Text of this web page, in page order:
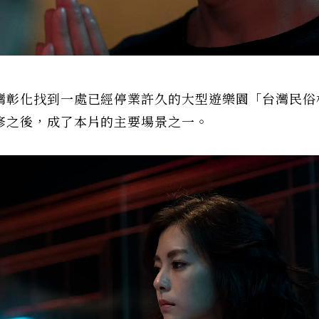
化找到一處已經停業許久的大型遊樂園「台灣民
後，成了本片的主要場景之一。